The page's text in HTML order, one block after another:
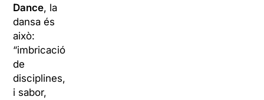
Dance, la
dansa és
això:
“imbricació
de
disciplines,
i sabor,